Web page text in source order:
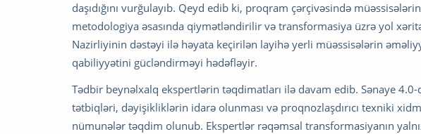
daşıdığını vurğulayıb. Qeyd edib ki, proqram çərçivəsində
metodologiya əsasında qiymətləndirilir və transformasiya üzrə yol
Nazirliyinin dəstəyi ilə həyata keçirilən layihə yerli müəssisələrin
qabiliyyətini gücləndirməyi hədəfləyir.
Tədbir beynəlxalq ekspertlərin təqdimatları ilə davam edib. Sənaye
tətbiqləri, dəyişikliklərin idarə olunması və proqnozlaşdırıcı texniki
nümunələr təqdim olunub. Ekspertlər rəqəmsal transformasiyanın